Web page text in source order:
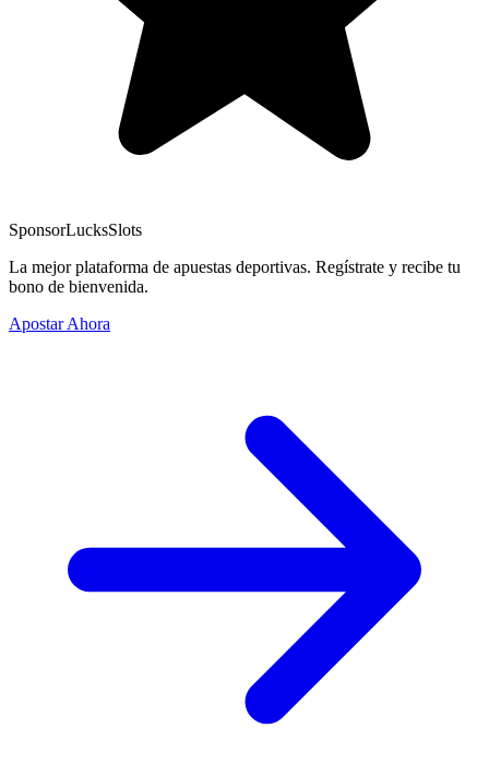
SponsorLucksSlots
La mejor plataforma de apuestas deportivas. Regístrate y recibe tu
bono de bienvenida.
Apostar Ahora